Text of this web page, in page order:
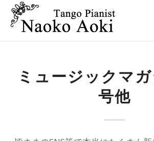
ミュージックマ
号他